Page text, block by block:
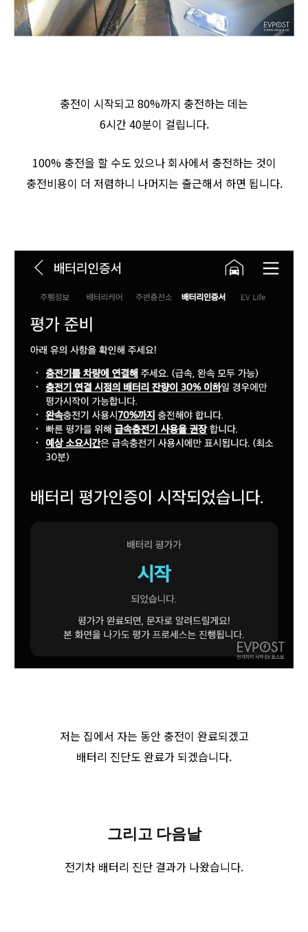
충전이 시작되고 80%까지 충전하는 데는
6시간 40분이 걸립니다.
100% 충전을 할 수도 있으나 회사에서 충전하는 것이
충전비용이 더 저렴하니 나머지는 출근해서 하면 됩니다.
저는 집에서 자는 동안 충전이 완료되겠고
배터리 진단도 완료가 되겠습니다.
그리고 다음날
전기차 배터리 진단 결과가 나왔습니다.